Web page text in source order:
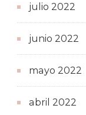
julio 2022
junio 2022
mayo 2022
abril 2022